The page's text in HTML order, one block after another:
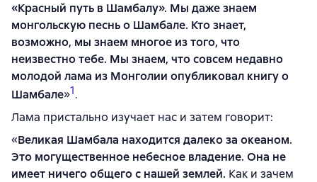
«Красный путь в Шамбалу». Мы даже знаем
монгольскую песнь о Шамбале. Кто знает,
возможно, мы знаем многое из того, что
неизвестно тебе. Мы знаем, что совсем недавно
молодой лама из Монголии опубликовал книгу о
Шамбале»1.
Лама пристально изучает нас и затем говорит:
«Великая Шамбала находится далеко за океаном.
Это могущественное небесное владение. Она не
имеет ничего общего с нашей землей. Как и зачем